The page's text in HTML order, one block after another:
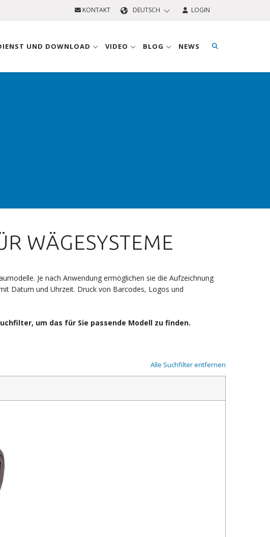
KONTAKT DEUTSCH LOGIN
UND DOWNLOAD VIDEO BLOG NEWS
WÄGESYSTEME
Je nach Anwendung ermöglichen sie die Aufzeichnung
Datum und Uhrzeit. Druck von Barcodes, Logos und
um das für Sie passende Modell zu finden.
Alle Suchfilter entfernen